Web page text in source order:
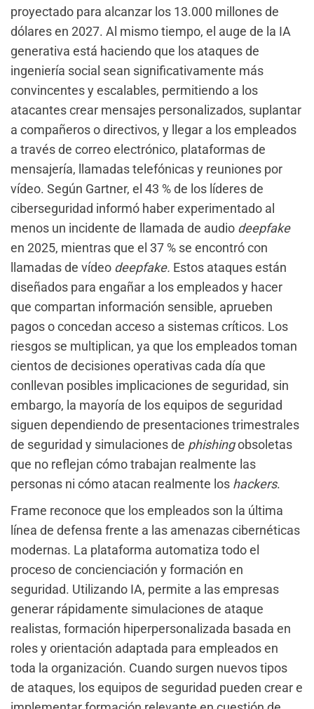
proyectado para alcanzar los 13.000 millones de
dólares en 2027. Al mismo tiempo, el auge de la IA
generativa está haciendo que los ataques de
ingeniería social sean significativamente más
convincentes y escalables, permitiendo a los
atacantes crear mensajes personalizados, suplantar
a compañeros o directivos, y llegar a los empleados
a través de correo electrónico, plataformas de
mensajería, llamadas telefónicas y reuniones por
vídeo. Según Gartner, el 43 % de los líderes de
ciberseguridad informó haber experimentado al
menos un incidente de llamada de audio deepfake
en 2025, mientras que el 37 % se encontró con
llamadas de vídeo deepfake. Estos ataques están
diseñados para engañar a los empleados y hacer
que compartan información sensible, aprueben
pagos o concedan acceso a sistemas críticos. Los
riesgos se multiplican, ya que los empleados toman
cientos de decisiones operativas cada día que
conllevan posibles implicaciones de seguridad, sin
embargo, la mayoría de los equipos de seguridad
siguen dependiendo de presentaciones trimestrales
de seguridad y simulaciones de phishingobsoletas
que no reflejan cómo trabajan realmente las
personas ni cómo atacan realmente los hackers.
Frame reconoce que los empleados son la última
línea de defensa frente a las amenazas cibernéticas
modernas. La plataforma automatiza todo el
proceso de concienciación y formación en
seguridad. Utilizando IA, permite a las empresas
generar rápidamente simulaciones de ataque
realistas, formación hiperpersonalizada basada en
roles y orientación adaptada para empleados en
toda la organización. Cuando surgen nuevos tipos
de ataques, los equipos de seguridad pueden crear e